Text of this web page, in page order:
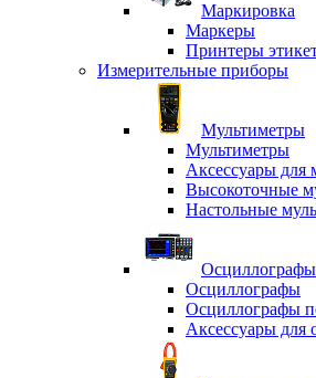
Маркировка
Маркеры
Принтеры
Измерительные приборы
Мультиметры
Мультиметры
Аксессуары для
Высокоточные
Настольные
Осциллографы
Осциллографы
Осциллографы
Аксессуары для